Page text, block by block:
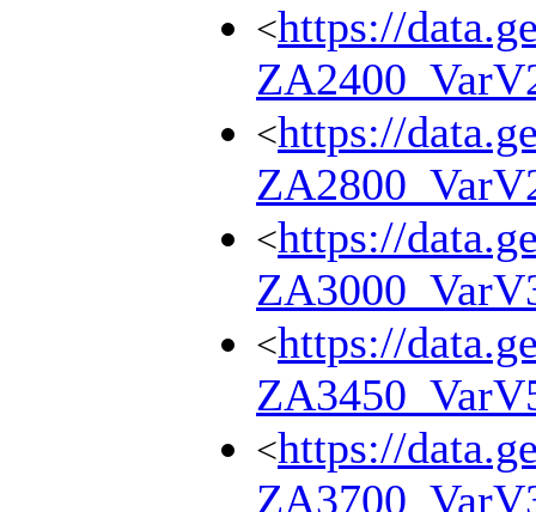
<https://
<https://
<https://
<https://
<https://